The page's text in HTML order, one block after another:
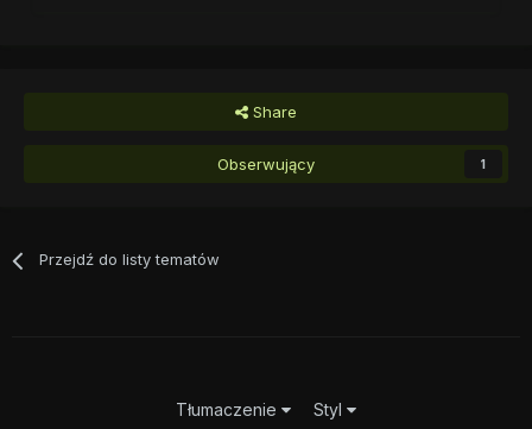
Share
Obserwujący 1
Przejdź do listy tematów
Tłumaczenie Styl